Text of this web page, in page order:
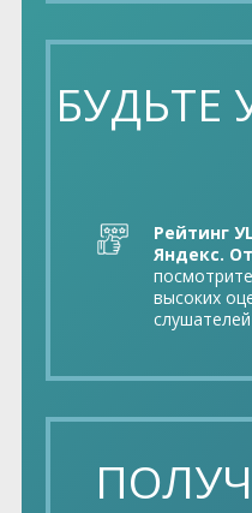
Рейтинг
Яндекс.
высоких
слушателей